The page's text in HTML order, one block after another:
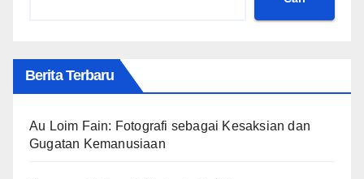
Berita Terbaru
Au Loim Fain: Fotografi sebagai Kesaksian dan
Gugatan Kemanusiaan